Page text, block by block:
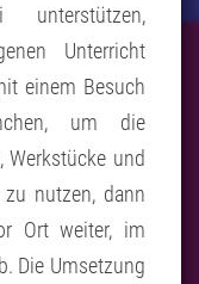
Unterricht
einem Besuch
um die
Werkstücke und
nutzen, dann
Ort weiter, im
Die Umsetzung